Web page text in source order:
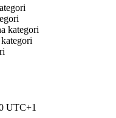
kategori
UTC+1